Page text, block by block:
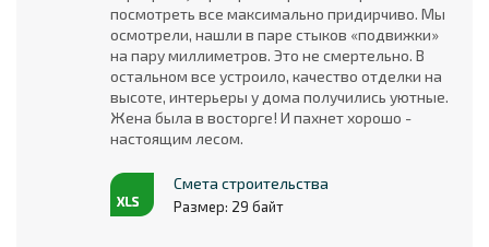
посмотреть все максимально придирчиво. Мы
осмотрели, нашли в паре стыков «подвижки»
на пару миллиметров. Это не смертельно. В
остальном все устроило, качество отделки на
высоте, интерьеры у дома получились уютные.
Жена была в восторге! И пахнет хорошо -
настоящим лесом.
Смета строительства
Размер: 29 байт